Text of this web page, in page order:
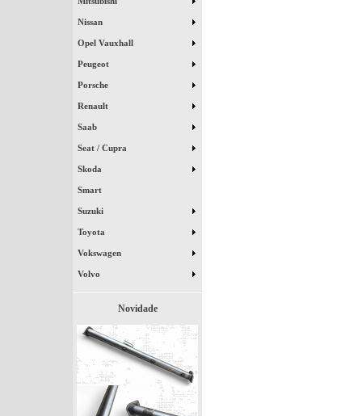
Nissan
Opel Vauxhall
Peugeot
Porsche
Renault
Saab
Seat / Cupra
Skoda
Smart
Suzuki
Toyota
Vokswagen
Volvo
Novidade